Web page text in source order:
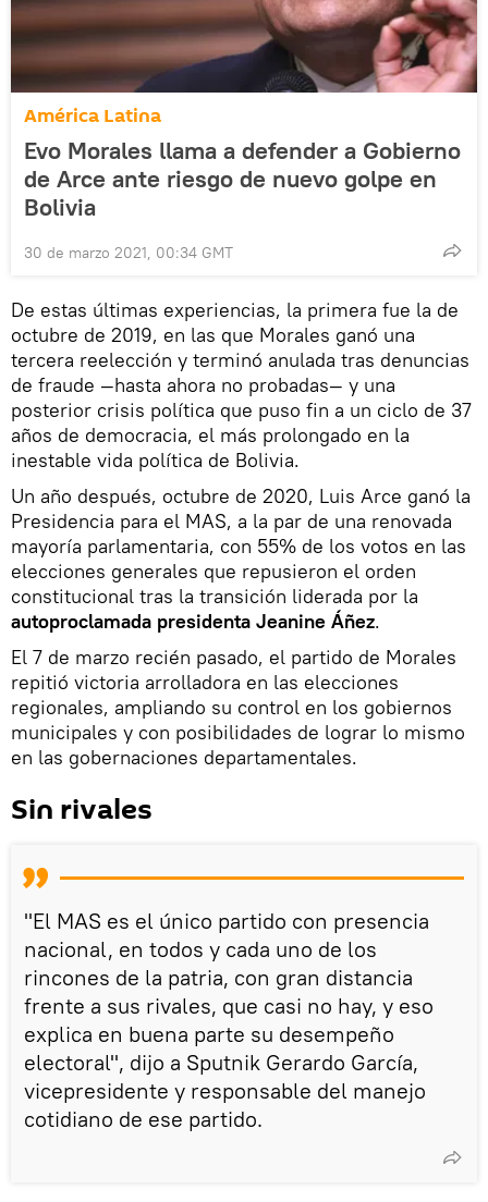
América Latina
Evo Morales llama a defender a Gobierno
de Arce ante riesgo de nuevo golpe en
Bolivia
30 de marzo 2021, 00:34 GMT
De estas últimas experiencias, la primera fue la de
octubre de 2019, en las que Morales ganó una
tercera reelección y terminó anulada tras denuncias
de fraude —hasta ahora no probadas— y una
posterior crisis política que puso fin a un ciclo de 37
años de democracia, el más prolongado en la
inestable vida política de Bolivia.
Un año después, octubre de 2020, Luis Arce ganó la
Presidencia para el MAS, a la par de una renovada
mayoría parlamentaria, con 55% de los votos en las
elecciones generales que repusieron el orden
constitucional tras la transición liderada por la
autoproclamada presidenta Jeanine Áñez.
El 7 de marzo recién pasado, el partido de Morales
repitió victoria arrolladora en las elecciones
regionales, ampliando su control en los gobiernos
municipales y con posibilidades de lograr lo mismo
en las gobernaciones departamentales.
Sin rivales
"El MAS es el único partido con presencia
nacional, en todos y cada uno de los
rincones de la patria, con gran distancia
frente a sus rivales, que casi no hay, y eso
explica en buena parte su desempeño
electoral", dijo a Sputnik Gerardo García,
vicepresidente y responsable del manejo
cotidiano de ese partido.